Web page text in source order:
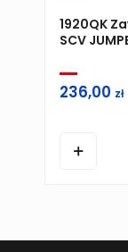
1920QK
SCV
236,00 zł